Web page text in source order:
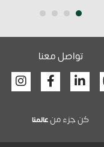
تواصل معنا
Youtube
Linkedin
Facebook
كن جزء منعالمنا